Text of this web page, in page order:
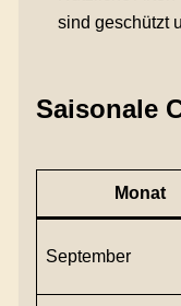
sind geschützt
Saisonale
Monat
September